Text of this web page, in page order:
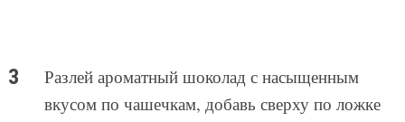
Разлей ароматный шоколад с насыщенным
вкусом по чашечкам, добавь сверху по ложке